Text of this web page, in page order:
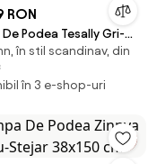
RON
De Podea Tesally Gri-
cm
în stil scandinav, din
în 3 e-shop-uri